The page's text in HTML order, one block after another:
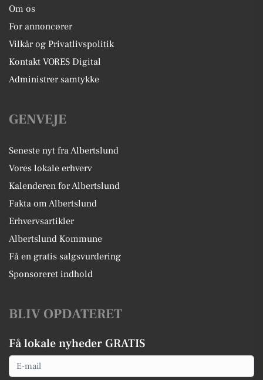
Om os
For annoncører
Vilkår og Privatlivspolitik
Kontakt VORES Digital
Administrer samtykke
GENVEJE
Seneste nyt fra Albertslund
Vores lokale erhverv
Kalenderen for Albertslund
Fakta om Albertslund
Erhvervsartikler
Albertslund Kommune
Få en gratis salgsvurdering
Sponsoreret indhold
BLIV OPDATERET
Få lokale nyheder GRATIS
Email